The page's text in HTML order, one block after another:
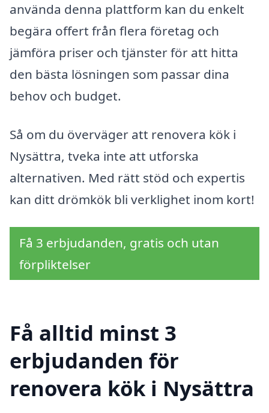
använda denna plattform kan du enkelt
begära offert från flera företag och
jämföra priser och tjänster för att hitta
den bästa lösningen som passar dina
behov och budget.
Så om du överväger att renovera kök i
Nysättra, tveka inte att utforska
alternativen. Med rätt stöd och expertis
kan ditt drömkök bli verklighet inom kort!
Få 3 erbjudanden, gratis och utan
förpliktelser
Få alltid minst 3
erbjudanden för
renovera kök i Nysättra